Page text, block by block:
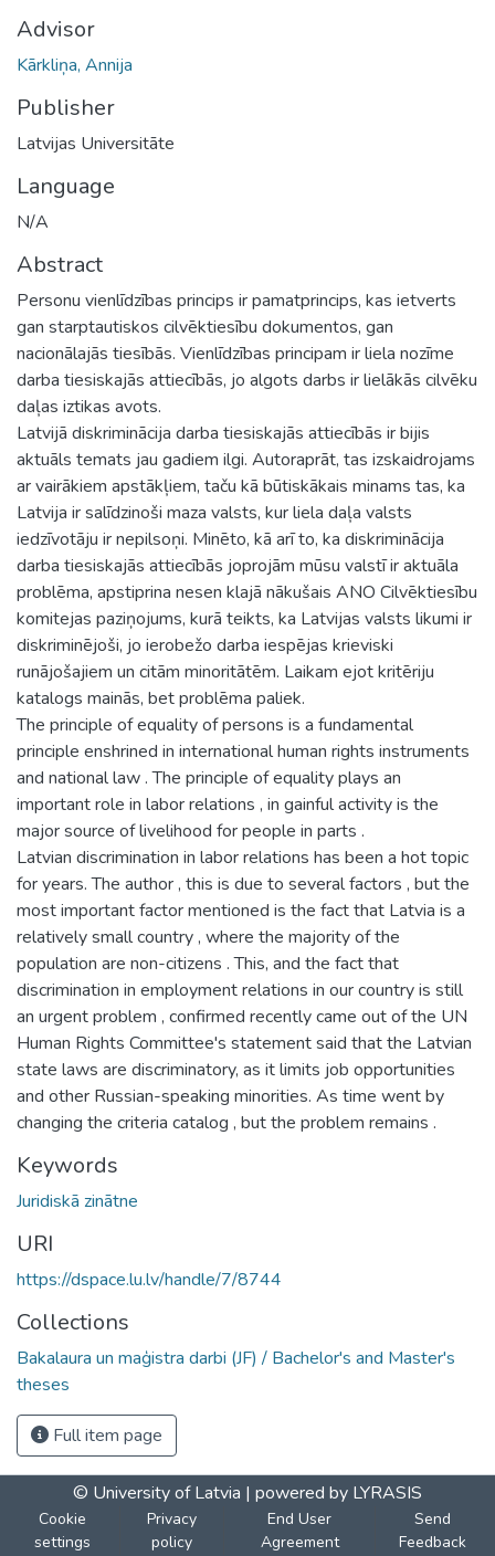
Advisor
Kārkliņa, Annija
Publisher
Latvijas Universitāte
Language
N/A
Abstract
Personu vienlīdzības princips ir pamatprincips, kas ietverts
gan starptautiskos cilvēktiesību dokumentos, gan
nacionālajās tiesībās. Vienlīdzības principam ir liela nozīme
darba tiesiskajās attiecībās, jo algots darbs ir lielākās cilvēku
daļas iztikas avots.
Latvijā diskriminācija darba tiesiskajās attiecībās ir bijis
aktuāls temats jau gadiem ilgi. Autoraprāt, tas izskaidrojams
ar vairākiem apstākļiem, taču kā būtiskākais minams tas, ka
Latvija ir salīdzinoši maza valsts, kur liela daļa valsts
iedzīvotāju ir nepilsoņi. Minēto, kā arī to, ka diskriminācija
darba tiesiskajās attiecībās joprojām mūsu valstī ir aktuāla
problēma, apstiprina nesen klajā nākušais ANO Cilvēktiesību
komitejas paziņojums, kurā teikts, ka Latvijas valsts likumi ir
diskriminējoši, jo ierobežo darba iespējas krieviski
runājošajiem un citām minoritātēm. Laikam ejot kritēriju
katalogs mainās, bet problēma paliek.
The principle of equality of persons is a fundamental
principle enshrined in international human rights instruments
and national law . The principle of equality plays an
important role in labor relations , in gainful activity is the
major source of livelihood for people in parts .
Latvian discrimination in labor relations has been a hot topic
for years. The author , this is due to several factors , but the
most important factor mentioned is the fact that Latvia is a
relatively small country , where the majority of the
population are non-citizens . This, and the fact that
discrimination in employment relations in our country is still
an urgent problem , confirmed recently came out of the UN
Human Rights Committee's statement said that the Latvian
state laws are discriminatory, as it limits job opportunities
and other Russian-speaking minorities. As time went by
changing the criteria catalog , but the problem remains .
Keywords
Juridiskā zinātne
URI
https://dspace.lu.lv/handle/7/8744
Collections
Bakalaura un maģistra darbi (JF) / Bachelor's and Master's
theses
Full item page
© University of Latvia | powered by LYRASIS
Cookie
settings
Privacy
policy
End User
Agreement
Send
Feedback